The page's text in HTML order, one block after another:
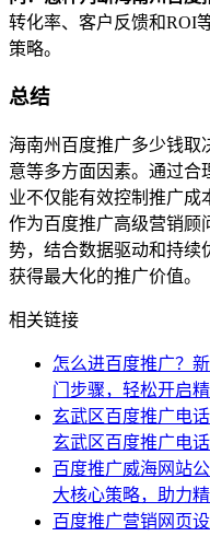
转化率、客户反馈和ROI
策略。
总结
海南州百度推广多少钱取
意等多方面因素。通过合
业不仅能有效控制推广成
作为百度推广高级营销顾
势，结合数据驱动和持续
获得最大化的推广价值。
相关链接
怎么进百度推广？
门步骤，轻松开启
玄武区百度推广电
玄武区百度推广电
百度推广威海网站
大核心策略，助力
百度推广营销网页